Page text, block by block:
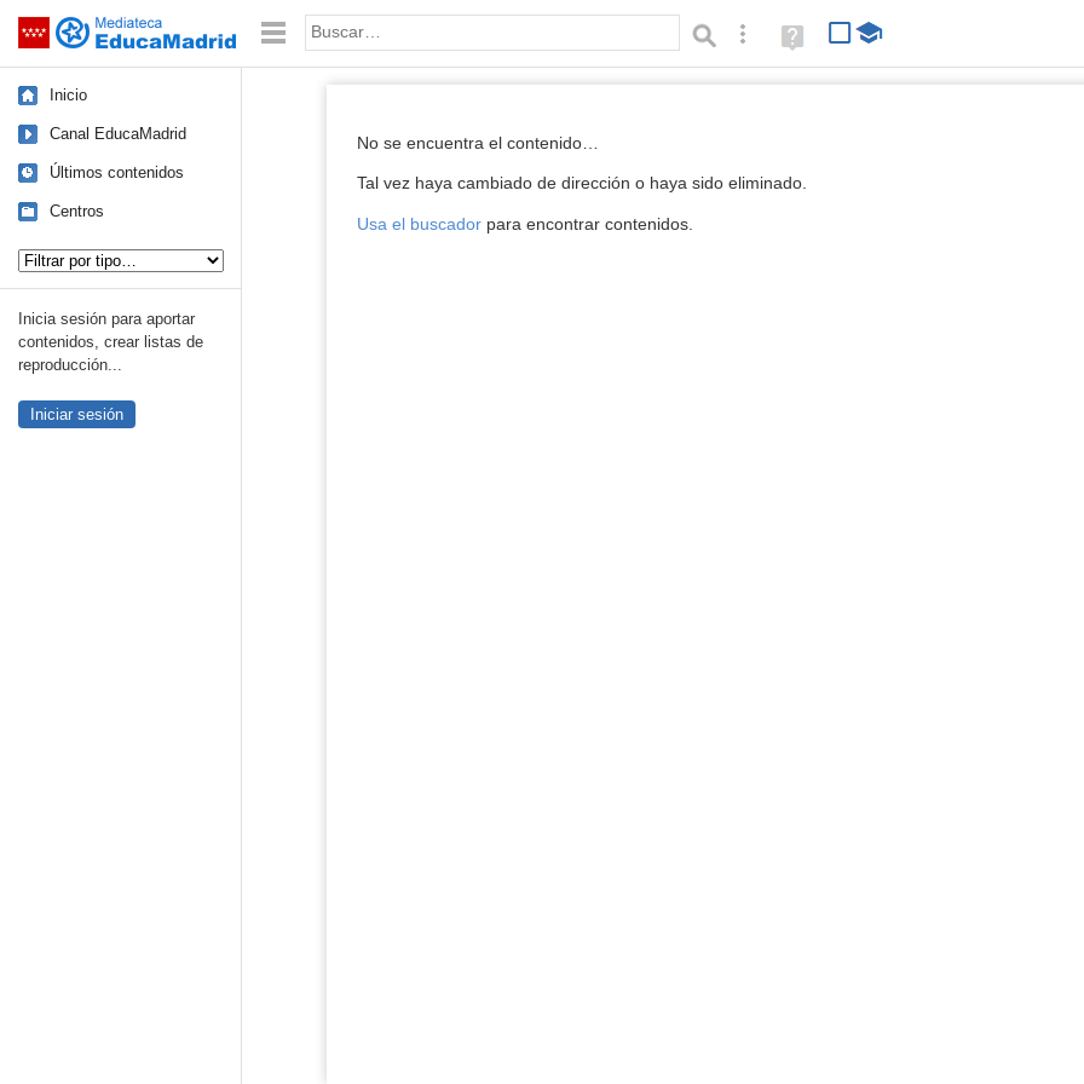
Saltar navegación Palabra o frase: Búsqueda avanzada
Ayuda
(en
Inicio
Canal EducaMadrid
Últimos contenidos
Centros
Inicia sesión para aportar
contenidos, crear listas de
reproducción...
Iniciar sesión
Reproductor de la Mediateca
No se encuentra el contenido…
Tal vez haya cambiado de dirección o haya sido eliminado.
Usa el buscadorpara encontrar contenidos.